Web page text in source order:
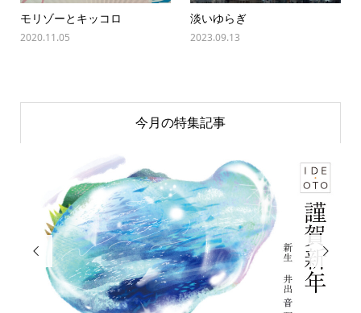
モリゾーとキッコロ
2020.11.05
淡いゆらぎ
2023.09.13
今月の特集記事
 